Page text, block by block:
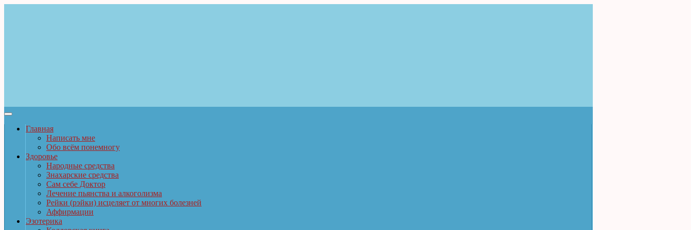
Главная
Написать мне
Обо всём понемногу
Здоровье
Народные средства
Знахарские средства
Сам себе Доктор
Лечение пьянства и алкоголизма
Рейки (рэйки) исцеляет от многих болезней
Аффирмации
Эзотерика